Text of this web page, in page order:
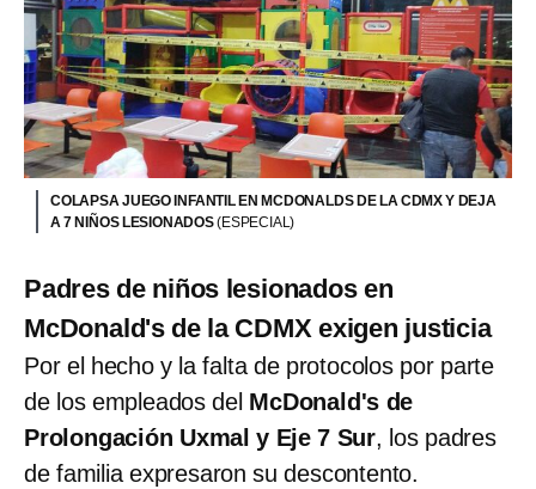
COLAPSA JUEGO INFANTIL EN MCDONALDS DE LA CDMX Y DEJA
A 7 NIÑOS LESIONADOS(ESPECIAL)
Padres de niños lesionados en
McDonald's de la CDMX exigen justicia
Por el hecho y la falta de protocolos por parte
de los empleados del McDonald's de
Prolongación Uxmal y Eje 7 Sur, los padres
de familia expresaron su descontento.